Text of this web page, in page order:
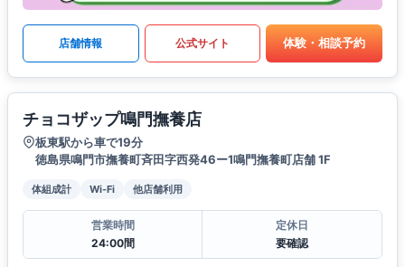
店舗情報 公式サイト 体験・相談予約
チョコザップ鳴門撫養店
板東駅から車で19分
徳島県鳴門市撫養町斉田字西発46ー1鳴門撫養町店舗 1F
体組成計 Wi-Fi 他店舗利用
営業時間
24:00間
定休日
要確認